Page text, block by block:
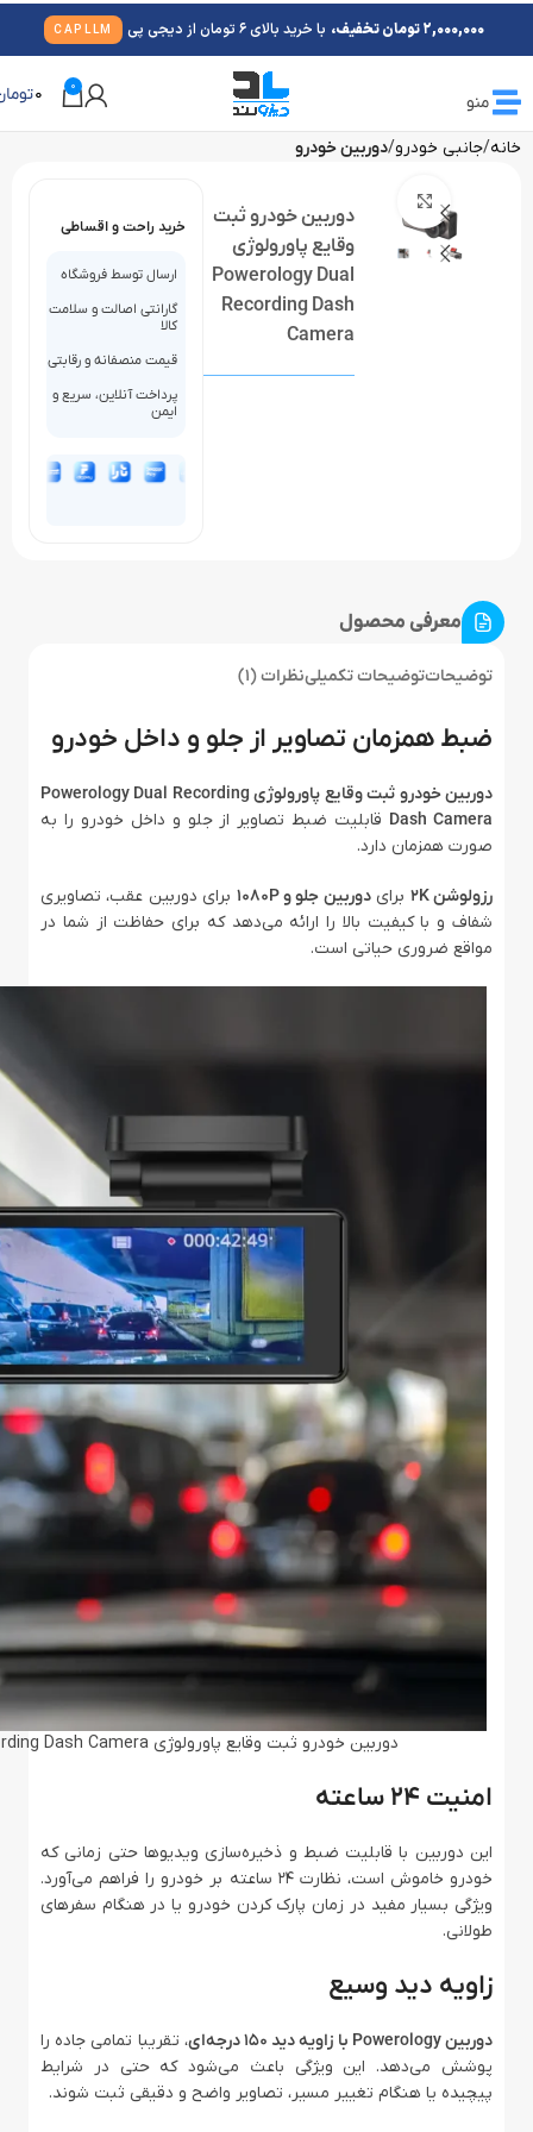
منو
0
0
خانه جانبی خودرو دوربین خودرو
دوربین خودرو ثبت
وقایع پاورولوژی
Powerology Dual
Recording Dash
Camera
خرید راحت و اقساطی
ارسال توسط فروشگاه
گارانتی اصالت و سلامت
کالا
قیمت منصفانه و رقابتی
پرداخت آنلاین، سریع و
ایمن
معرفی محصول
توضیحاتتوضیحات تکمیلینظرات (1)
ضبط همزمان تصاویر از جلو و داخل خودرو
دوربین خودرو ثبت وقایع پاورولوژی Powerology Dual Recording
Dash Camera قابلیت ضبط تصاویر از جلو و داخل خودرو را به
صورت همزمان دارد.
رزولوشن ۲K برایدوربین جلو و ۱۰۸۰P
برای دوربین عقب، تصاویری
شفاف و با کیفیت بالا را ارائه می‌دهد که برای حفاظت از شما در
مواقع ضروری حیاتی است.
دوربین خودرو ثبت وقایع پاورولوژی Powerology Dual Recording Dash Camera
امنیت ۲۴ ساعته
این دوربین با قابلیت ضبط و ذخیره‌سازی ویدیوها حتی زمانی که
خودرو خاموش است، نظارت ۲۴ ساعته بر خودرو را فراهم می‌آورد.
ویژگی بسیار مفید در زمان پارک کردن خودرو یا در هنگام سفرهای
طولانی.
زاویه دید وسیع
دوربین Powerology با زاویه دید ۱۵۰ درجه‌ای
، تقریبا تمامی جاده را
پوشش می‌دهد. این ویژگی باعث می‌شود که حتی در شرایط
پیچیده یا هنگام تغییر مسیر، تصاویر واضح و دقیقی ثبت شوند.
2,000,000 تومان تخفیف، با خرید بالای 6 تومان از دیجی پی CAPLLM